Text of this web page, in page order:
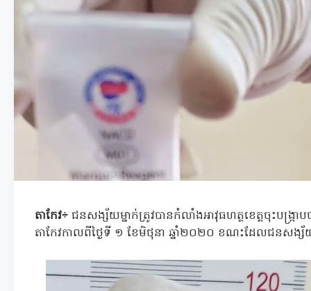
តាកែវ÷ ជនសង្ស័យម្នាក់ត្រូវបានកំលាំងអាវុធហត្ថខេត្តចុះបង្ក្រ
តាកែវកាលពីថ្ងៃទី ១ ខែមិថុនា ឆ្នាំ២០២០ ខណះដែលជនសង្